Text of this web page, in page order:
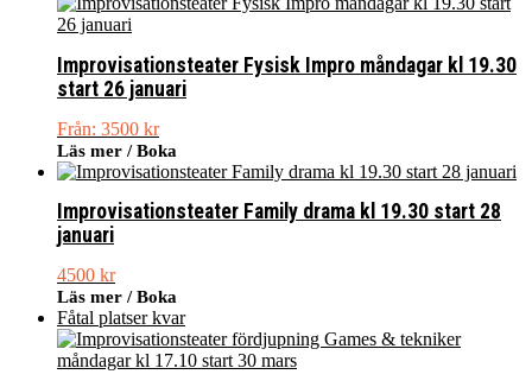
Improvisationsteater Fysisk Impro måndagar kl 19.30
start 26 januari
Från: 3500 kr
Läs mer / Boka
Improvisationsteater Family drama kl 19.30 start 28
januari
4500 kr
Läs mer / Boka
Fåtal platser kvar